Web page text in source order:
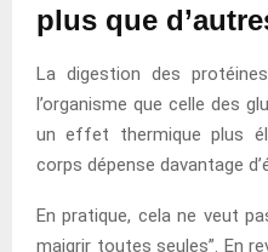
plus que
La digestion des
l’organisme que celle des
un effet thermique plus
corps dépense davantage
En pratique, cela ne veut
maigrir toutes seules”. En